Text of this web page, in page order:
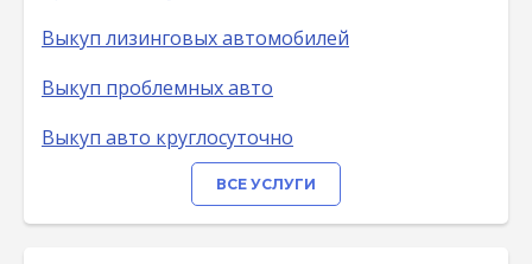
Выкуп лизинговых автомобилей
Выкуп проблемных авто
Выкуп авто круглосуточно
ВСЕ УСЛУГИ